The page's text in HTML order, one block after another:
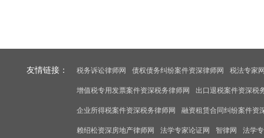
友情链接： 税务诉讼律师网 债权债务纠纷案件资深律师网 税法专家
增值税专用发票案件资深税务律师网 出口退税案件资深税
企业所得税案件资深税务律师网 融资租赁合同纠纷案件资
赖绍松资深房地产律师网 法学专家论证网 智律网 法学